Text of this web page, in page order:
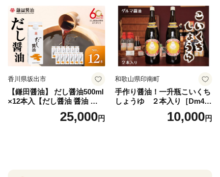
ティースマイル】
香川県坂出市
【鎌田醤油】 だし醤油500ml
×12本入【だし醤油 醤油 人気
おすすめ 人気だし醤油 出汁
25,000円
和歌山県印南町
手作り醤油！一升瓶こいくち
しょうゆ ２本入り［Dm4］
｜手作り 醤油 和歌山県 印南
町 一升瓶 こいくちしょうゆ
10,000円